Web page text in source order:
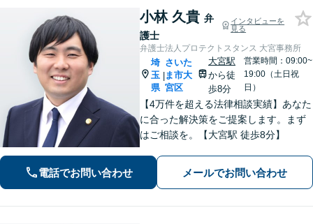
小林 久貴 弁
護士
インタビューを
見る
弁護士法人プロテクトスタンス 大宮事務所
埼
玉
県
|
さいた
ま市大
宮区
大宮駅
から徒
歩8分
営業時間：09:00~
19:00（土日祝
日）
【4万件を超える法律相談実績】あなた
に合った解決策をご提案します。まず
はご相談を。【大宮駅 徒歩8分】
電話でお問い合わせ メールでお問い合わせ